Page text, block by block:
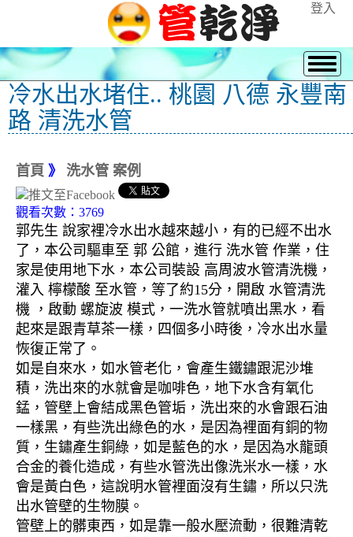
登入
冷水出水堵住.. 桃園 八德 永豐南
路 清洗水管
首頁 》 洗水管 案例
觀看次數：3769
郭先生 說家裡冷水出水越來越小，有的已經不出水
了，本公司驅車至 郭 公館，進行 洗水管 作業，住
家是使用地下水，本公司裝設 高周波水管清洗機，
灌入 檸檬酸 至水管，等了約15分，開啟 水管清洗
機 ，啟動 螺旋波 模式，一洗水管就噴出黑水，看
起來是跟青草茶一樣，四個多小時後，冷水出水量
恢復正常了。
如是自來水，如水管老化，會產生鐵鏽跟泥沙堆
積，洗出來的水就會是咖啡色，地下水含有氧化
錳，管壁上會結成黑色管垢，洗出來的水會跟石油
一樣黑，有些洗出綠色的水，是因為裡面有銅的物
質，生鏽產生銅綠，如是藍色的水，是因為水龍頭
合金的養化造成，有些水管洗出像洗米水一樣，水
會是黃白色，這說明水管裡面沒有生鏽，所以只洗
出水管壁的生物膜。
管壁上的髒東西，如是靠一般水壓流動，很難清乾